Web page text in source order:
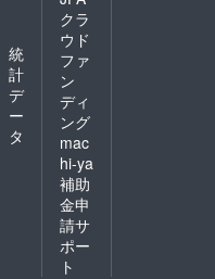
統
計
デ
ー
タ
クラ
ウド
ファ
ン
ディ
ング
mac
hi-ya
補助
金申
請サ
ポー
ト